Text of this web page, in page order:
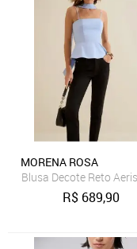
MORENA ROSA
Blusa Decote Reto Aeris
R$ 689,90